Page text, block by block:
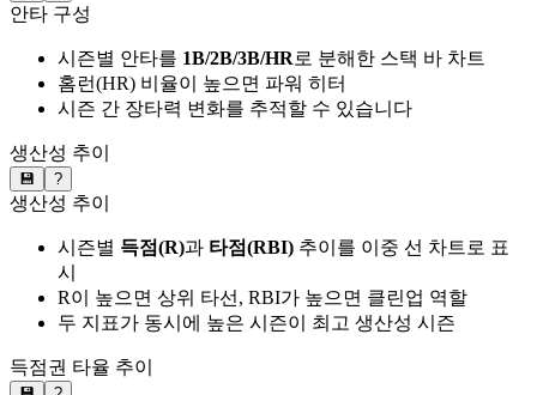
안타 구성
시즌별 안타를 1B/2B/3B/HR로 분해한 스택 바 차트
홈런(HR) 비율이 높으면 파워 히터
시즌 간 장타력 변화를 추적할 수 있습니다
생산성 추이
💾 ?
생산성 추이
시즌별 득점(R)과 타점(RBI) 추이를 이중 선 차트로 표
시
R이 높으면 상위 타선, RBI가 높으면 클린업 역할
두 지표가 동시에 높은 시즌이 최고 생산성 시즌
득점권 타율 추이